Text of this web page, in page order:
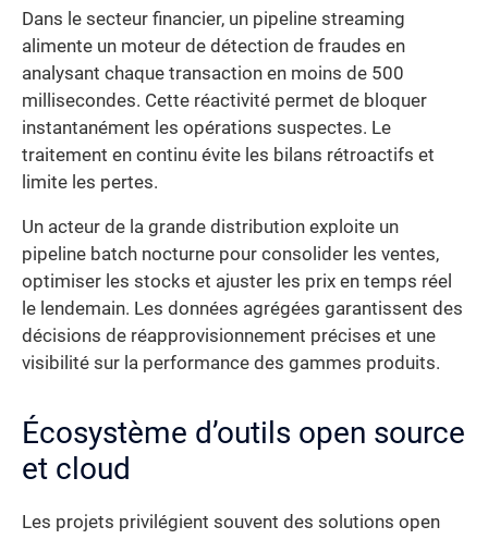
Dans le secteur financier, un pipeline streaming
alimente un moteur de détection de fraudes en
analysant chaque transaction en moins de 500
millisecondes. Cette réactivité permet de bloquer
instantanément les opérations suspectes. Le
traitement en continu évite les bilans rétroactifs et
limite les pertes.
Un acteur de la grande distribution exploite un
pipeline batch nocturne pour consolider les ventes,
optimiser les stocks et ajuster les prix en temps réel
le lendemain. Les données agrégées garantissent des
décisions de réapprovisionnement précises et une
visibilité sur la performance des gammes produits.
Écosystème d’outils open source
et cloud
Les projets privilégient souvent des solutions open